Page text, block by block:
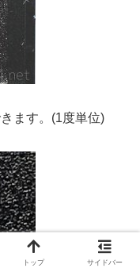
ます。(1度単位)
トップ サイドバー